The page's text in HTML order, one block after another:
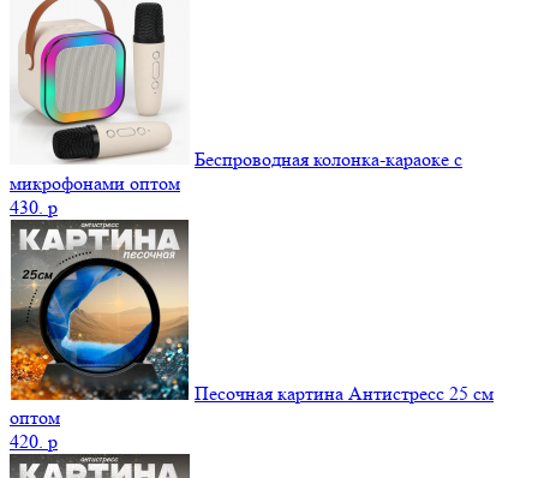
Беспроводная колонка-караоке с
микрофонами оптом
430. p
Песочная картина Антистресс 25 см
оптом
420. p